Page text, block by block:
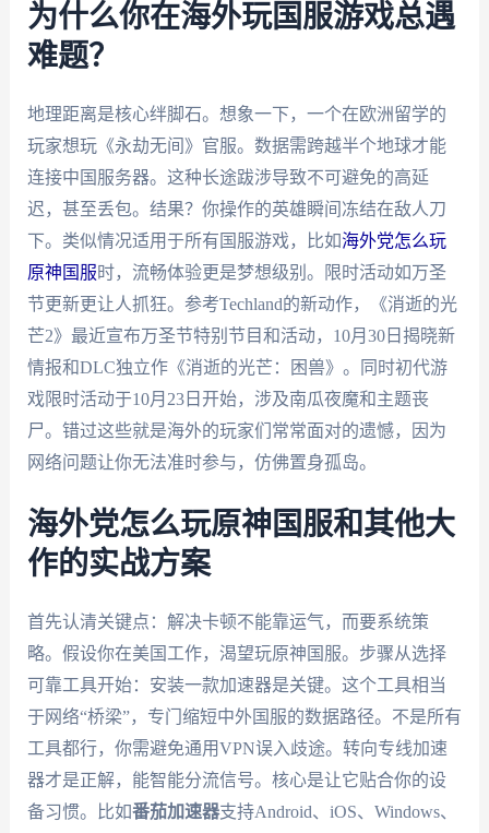
为什么你在海外玩国服游戏总遇
难题？
地理距离是核心绊脚石。想象一下，一个在欧洲留学的
玩家想玩《永劫无间》官服。数据需跨越半个地球才能
连接中国服务器。这种长途跋涉导致不可避免的高延
迟，甚至丢包。结果？你操作的英雄瞬间冻结在敌人刀
下。类似情况适用于所有国服游戏，比如海外党怎么玩
原神国服时，流畅体验更是梦想级别。限时活动如万圣
节更新更让人抓狂。参考Techland的新动作，《消逝的光
芒2》最近宣布万圣节特别节目和活动，10月30日揭晓新
情报和DLC独立作《消逝的光芒：困兽》。同时初代游
戏限时活动于10月23日开始，涉及南瓜夜魔和主题丧
尸。错过这些就是海外的玩家们常常面对的遗憾，因为
网络问题让你无法准时参与，仿佛置身孤岛。
海外党怎么玩原神国服和其他大
作的实战方案
首先认清关键点：解决卡顿不能靠运气，而要系统策
略。假设你在美国工作，渴望玩原神国服。步骤从选择
可靠工具开始：安装一款加速器是关键。这个工具相当
于网络“桥梁”，专门缩短中外国服的数据路径。不是所有
工具都行，你需避免通用VPN误入歧途。转向专线加速
器才是正解，能智能分流信号。核心是让它贴合你的设
备习惯。比如番茄加速器支持Android、iOS、Windows、